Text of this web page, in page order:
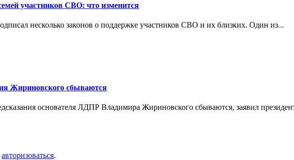
участников СВО: что изменится
несколько законов о поддержке участников СВО и их близких. Один из...
Жириновского сбываются
основателя ЛДПР Владимира Жириновского сбываются, заявил
авторизоваться.